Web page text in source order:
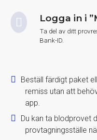
Logga in i
Ta del av ditt
Bank-ID.
Beställ färdigt paket
remiss utan att
app.
Du kan ta blodprovet
provtagningsställe